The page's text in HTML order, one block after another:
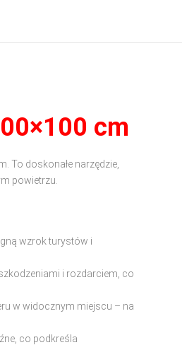
cm
To doskonałe narzędzie,
powietrzu.
wzrok turystów i
i rozdarciem, co
w widocznym miejscu – na
co podkreśla